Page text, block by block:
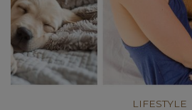
LIFESTYLE